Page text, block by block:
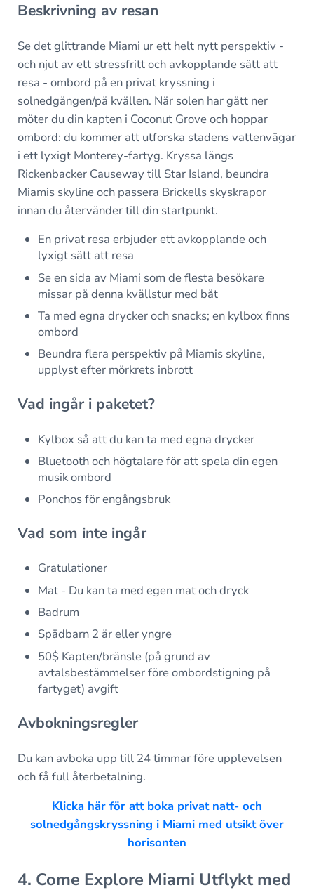
Beskrivning av resan
Se det glittrande Miami ur ett helt nytt perspektiv -
och njut av ett stressfritt och avkopplande sätt att
resa - ombord på en privat kryssning i
solnedgången/på kvällen. När solen har gått ner
möter du din kapten i Coconut Grove och hoppar
ombord: du kommer att utforska stadens vattenvägar
i ett lyxigt Monterey-fartyg. Kryssa längs
Rickenbacker Causeway till Star Island, beundra
Miamis skyline och passera Brickells skyskrapor
innan du återvänder till din startpunkt.
En privat resa erbjuder ett avkopplande och
lyxigt sätt att resa
Se en sida av Miami som de flesta besökare
missar på denna kvällstur med båt
Ta med egna drycker och snacks; en kylbox finns
ombord
Beundra flera perspektiv på Miamis skyline,
upplyst efter mörkrets inbrott
Vad ingår i paketet?
Kylbox så att du kan ta med egna drycker
Bluetooth och högtalare för att spela din egen
musik ombord
Ponchos för engångsbruk
Vad som inte ingår
Gratulationer
Mat - Du kan ta med egen mat och dryck
Badrum
Spädbarn 2 år eller yngre
50$ Kapten/bränsle (på grund av
avtalsbestämmelser före ombordstigning på
fartyget) avgift
Avbokningsregler
Du kan avboka upp till 24 timmar före upplevelsen
och få full återbetalning.
Klicka här för att boka privat natt- och
solnedgångskryssning i Miami med utsikt över
horisonten
4. Come Explore Miami Utflykt med